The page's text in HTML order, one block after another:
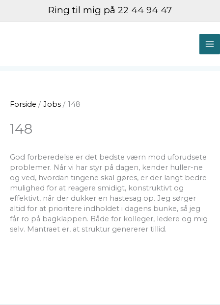
Ring til mig på 22 44 94 47
Forside Jobs 148
148
God forberedelse er det bedste værn mod uforudsete
problemer. Når vi har styr på dagen, kender huller-ne
og ved, hvordan tingene skal gøres, er der langt bedre
mulighed for at reagere smidigt, konstruktivt og
effektivt, når der dukker en hastesag op. Jeg sørger
altid for at prioritere indholdet i dagens bunke, så jeg
får ro på bagklappen. Både for kolleger, ledere og mig
selv. Mantraet er, at struktur genererer tillid.